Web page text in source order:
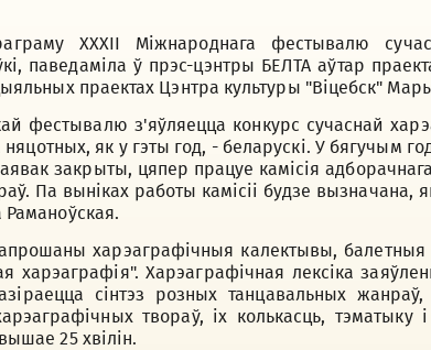
XXXII Міжнароднага фестывалю
паведаміла ў прэс-цэнтры БЕЛТА аўтар
праектах Цэнтра культуры "Віцебск"
фестывалю з'яўляецца конкурс сучаснай
як у гэты год, - беларускі. У бягучым
закрыты, цяпер працуе камісія
Па выніках работы камісіі будзе
харэаграфічныя калектывы, балетныя
харэаграфія". Харэаграфічная лексіка
сінтэз розных танцавальных
твораў, іх колькасць,
25 хвілін.